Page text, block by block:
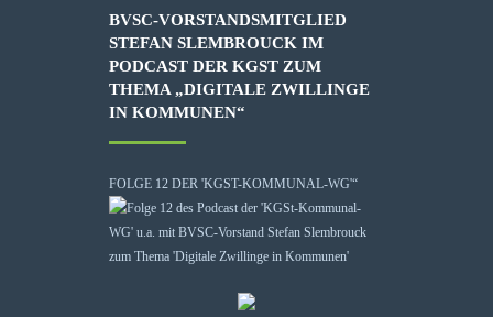
BVSC-VORSTANDSMITGLIED
STEFAN SLEMBROUCK IM
PODCAST DER KGST ZUM
THEMA „DIGITALE ZWILLINGE
IN KOMMUNEN“
FOLGE 12 DER 'KGST-KOMMUNAL-WG'“